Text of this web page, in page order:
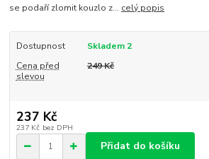
se podaří zlomit kouzlo z... celý popis
Dostupnost
Skladem 2
Cena před
slevou
249 Kč
237 Kč
237 Kč bez DPH
Přidat do košíku